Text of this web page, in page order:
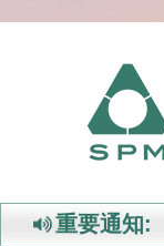
重要通知: